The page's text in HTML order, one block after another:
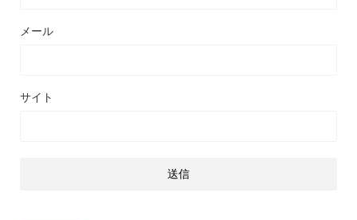
メール
サイト